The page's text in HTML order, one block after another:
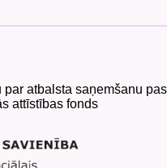
atbalsta saņemšanu
attīstības fonds